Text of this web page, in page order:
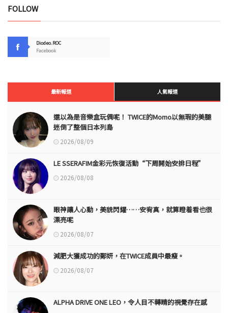
FOLLOW
Diodeo.ROC
Facebook
最新報道 人氣報道
還以為是音樂盒玩偶呢！ TWICE的Momo以無瑕的美腿
迷倒了整個日本列島
2026/08/09
LE SSERAFIM金彩元恢復活動“下周開始安排日程”
2026/08/08
眼神讓人心動，美貌閃耀……安宥真，就算瞪着看也很
漂亮呢
2026/08/07
減肥大獲成功的鄭妍，在TWICE成員中最瘦。
2026/08/07
ALPHA DRIVE ONE LEO，令人目不轉睛的視覺存在感